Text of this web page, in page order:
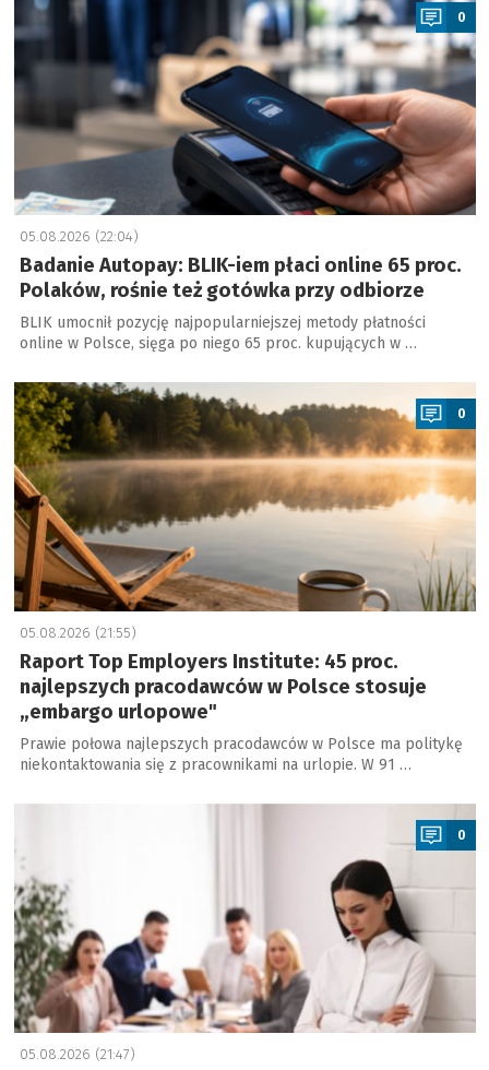
0
05.08.2026 (22:04)
Badanie Autopay: BLIK-iem płaci online 65 proc.
Polaków, rośnie też gotówka przy odbiorze
BLIK umocnił pozycję najpopularniejszej metody płatności
online w Polsce, sięga po niego 65 proc. kupujących w …
a
0
05.08.2026 (21:55)
Raport Top Employers Institute: 45 proc.
najlepszych pracodawców w Polsce stosuje
„embargo urlopowe"
Prawie połowa najlepszych pracodawców w Polsce ma politykę
niekontaktowania się z pracownikami na urlopie. W 91 …
0
05.08.2026 (21:47)